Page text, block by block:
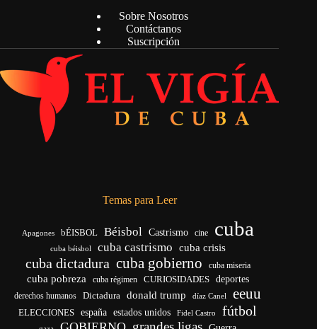
Sobre Nosotros
Contáctanos
Suscripción
Temas para Leer
Apagones bÉISBOL Béisbol Castrismo cine cuba
cuba béisbol cuba castrismo cuba crisis
cuba dictadura cuba gobierno cuba miseria
cuba pobreza cuba régimen CURIOSIDADES deportes
derechos humanos Dictadura donald trump díaz Canel eeuu
ELECCIONES españa estados unidos Fidel Castro fútbol